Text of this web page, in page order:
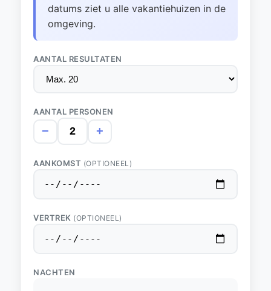
datums ziet u alle vakantiehuizen in de
omgeving.
AANTAL RESULTATEN
AANTAL PERSONEN
− +
AANKOMST (OPTIONEEL)
VERTREK (OPTIONEEL)
NACHTEN